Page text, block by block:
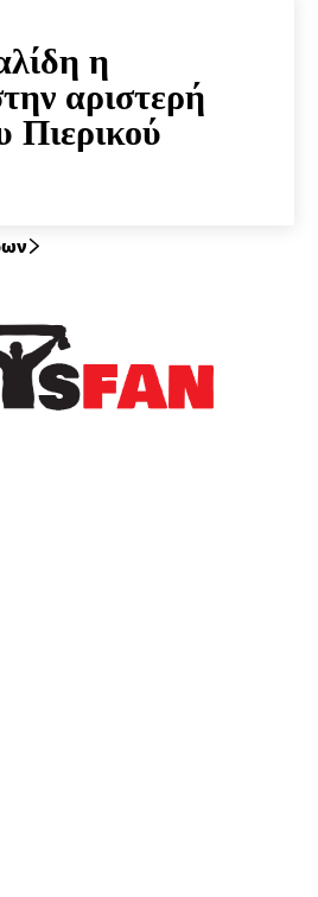
η
αριστερή
Πιερικού